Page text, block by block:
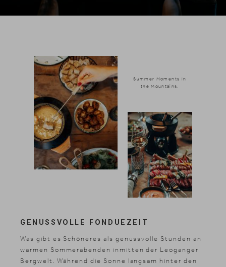
GENUSSVOLLE FONDUEZEIT
Was gibt es Schöneres als genussvolle Stunden an
warmen Sommerabenden inmitten der Leoganger
Bergwelt. Während die Sonne langsam hinter den
Summer Moments in
the Mountains.